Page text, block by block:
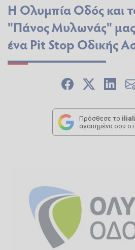
Η Ολυμπία Οδός και
"Πάνος Μυλωνάς"
ένα Pit Stop Οδικής
Πρόσθεσε το
αγαπημένα σου